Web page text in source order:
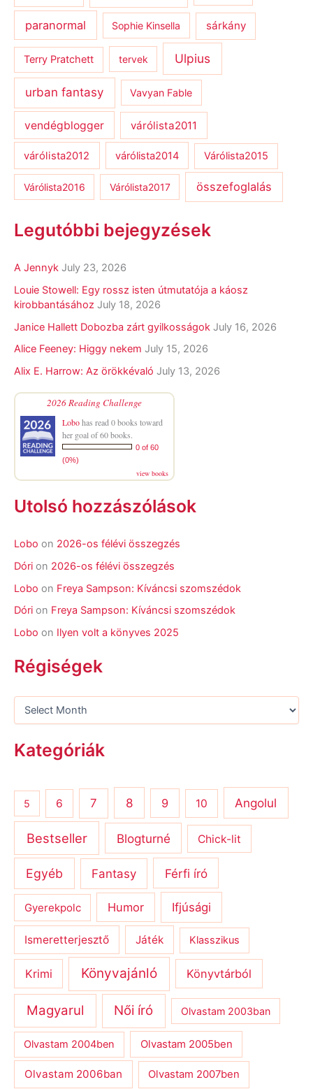
paranormal Sophie Kinsella sárkány
Terry Pratchett tervek Ulpius
urban fantasy Vavyan Fable
vendégblogger várólista2011
várólista2012 várólista2014 Várólista2015
Várólista2016 Várólista2017 összefoglalás
Legutóbbi bejegyzések
A Jennyk July 23, 2026
Louie Stowell: Egy ​rossz isten útmutatója a káosz
kirobbantásához July 18, 2026
Janice Hallett Dobozba zárt gyilkosságok July 16, 2026
Alice Feeney: Higgy nekem July 15, 2026
Alix E. Harrow: Az örökkévaló July 13, 2026
2026 Reading Challenge
Lobohas read 0 books toward
her goal of 60 books.
0 of 60
(0%)
view books
Utolsó hozzászólások
Lobo on 2026-os félévi összegzés
Dóri on 2026-os félévi összegzés
Lobo on Freya Sampson: Kíváncsi szomszédok
Dóri on Freya Sampson: Kíváncsi szomszédok
Lobo on Ilyen volt a könyves 2025
Régiségek
Kategóriák
5 6 7 8 9 10 Angolul
Bestseller Blogturné Chick-lit
Egyéb Fantasy Férfi író
Gyerekpolc Humor Ifjúsági
Ismeretterjesztő Játék Klasszikus
Krimi Könyvajánló Könyvtárból
Magyarul Női író Olvastam 2003ban
Olvastam 2004ben Olvastam 2005ben
Olvastam 2006ban Olvastam 2007ben